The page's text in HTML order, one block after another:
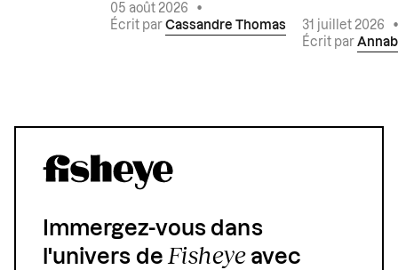
05 août 2026
•
Écrit par Cassandre Thomas 31 juillet 2026
Écrit par
Immergez-vous dans
l'univers deFisheyeavec